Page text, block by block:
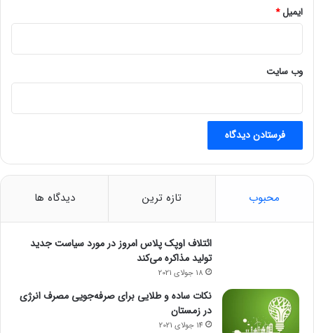
ایمیل*
وب‌ سایت
محبوب تازه ترین دیدگاه ها
ائتلاف اوپک پلاس امروز در مورد سیاست جدید
تولید مذاکره می‌کند
18 جولای 2021
نکات ساده و طلایی برای صرفه‌جویی مصرف انرژی
در زمستان
14 جولای 2021